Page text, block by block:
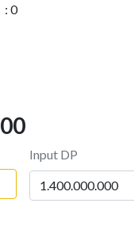
: 0
Input DP